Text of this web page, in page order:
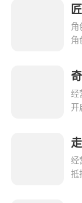
角
角
经
开
经
抵